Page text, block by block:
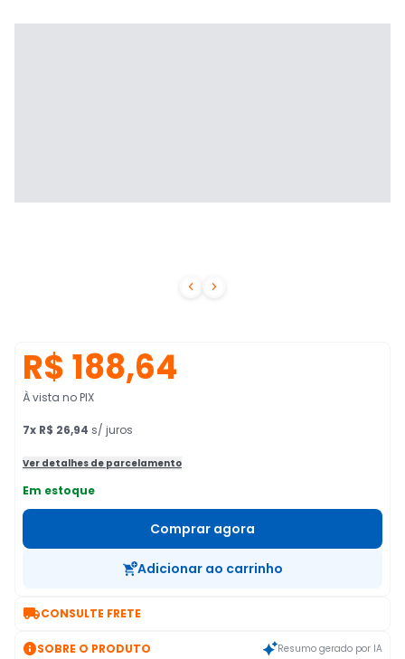
 
R$ 188,64
À vista no PIX
7x R$ 26,94 s/ juros
Ver detalhes de parcelamento
Em estoque
Comprar agora
Adicionar ao carrinho
CONSULTE FRETE
SOBRE O PRODUTO Resumo gerado por IA